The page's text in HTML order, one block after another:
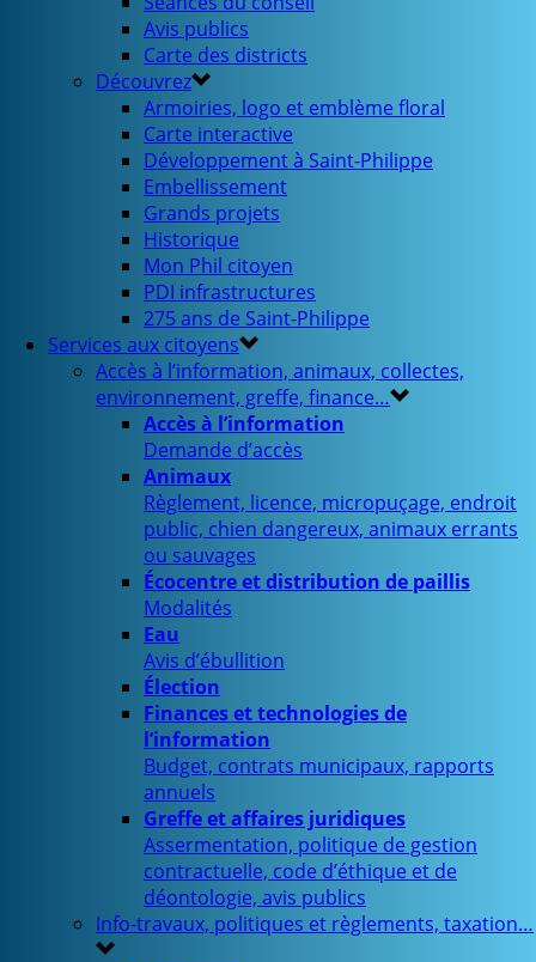
Avis publics
Carte des districts
Découvrez
Armoiries, logo et emblème floral
Carte interactive
Développement à Saint-Philippe
Embellissement
Grands projets
Historique
Mon Phil citoyen
PDI infrastructures
275 ans de Saint-Philippe
Services aux citoyens
Accès à l’information, animaux, collectes,
environnement, greffe, finance…
Accès à l’information
Demande d’accès
Animaux
Règlement, licence, micropuçage, endroit
public, chien dangereux, animaux errants
ou sauvages
Écocentre et distribution de paillis
Modalités
Eau
Avis d’ébullition
Élection
Finances et technologies de
l’information
Budget, contrats municipaux, rapports
annuels
Greffe et affaires juridiques
Assermentation, politique de gestion
contractuelle, code d’éthique et de
déontologie, avis publics
Info-travaux, politiques et règlements, taxation…